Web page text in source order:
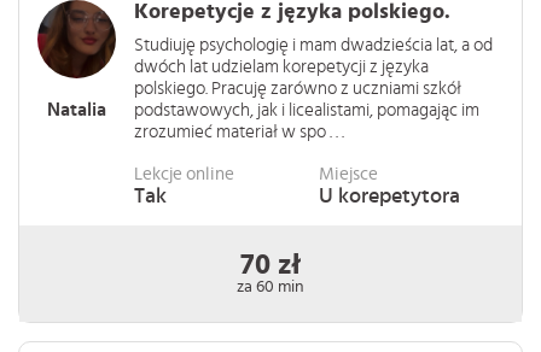
Natalia
Korepetycje z języka polskiego.
Studiuję psychologię i mam dwadzieścia lat, a od
dwóch lat udzielam korepetycji z języka
polskiego. Pracuję zarówno z uczniami szkół
podstawowych, jak i licealistami, pomagając im
zrozumieć materiał w spo . . .
Lekcje online
Tak
Miejsce
U korepetytora
70 zł
za 60 min